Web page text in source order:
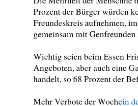
Prozent der Bürger würden
Freundeskreis aufnehmen,
gemeinsam mit
Wichtig seien beim Essen
Angeboten, aber auch eine
handelt, so 68 Prozent der
Mehr Verbote der Wochein